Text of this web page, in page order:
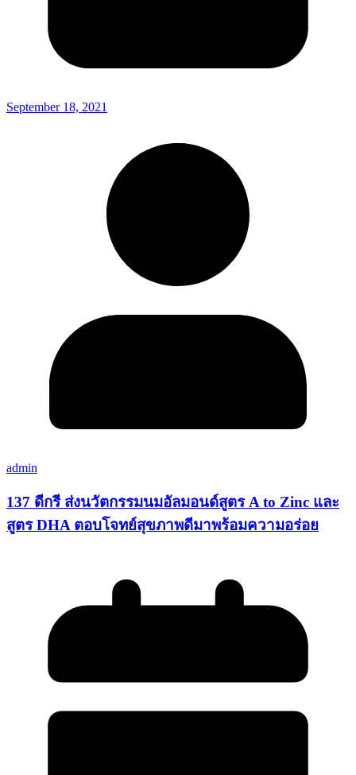
September 18, 2021
admin
137 ดีกรี ส่งนวัตกรรมนมอัลมอนด์สูตร A to Zinc และ
สูตร DHA ตอบโจทย์สุขภาพดีมาพร้อมความอร่อย